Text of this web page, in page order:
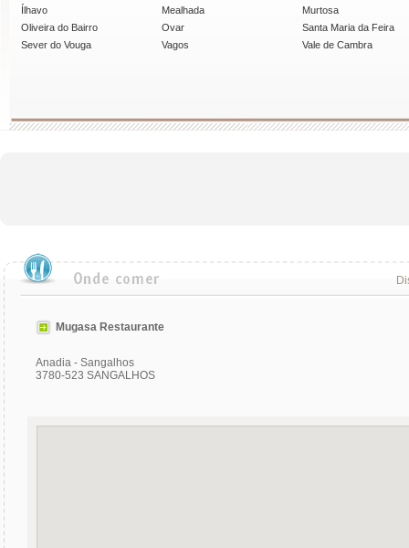
Ílhavo
Mealhada
Murtosa
Oliveira do Bairro
Ovar
Santa Maria da Feira
Sever do Vouga
Vagos Vale de Cambra
Mugasa Restaurante
Anadia - Sangalhos
3780-523 SANGALHOS